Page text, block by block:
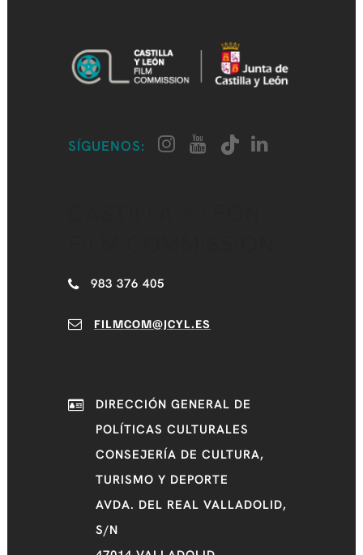
SÍGUENOS:
983 376 405
FILMCOM@JCYL.ES
DIRECCIÓN GENERAL DE
POLÍTICAS CULTURALES
CONSEJERÍA DE CULTURA,
TURISMO Y DEPORTE
AVDA. DEL REAL VALLADOLID,
S/N